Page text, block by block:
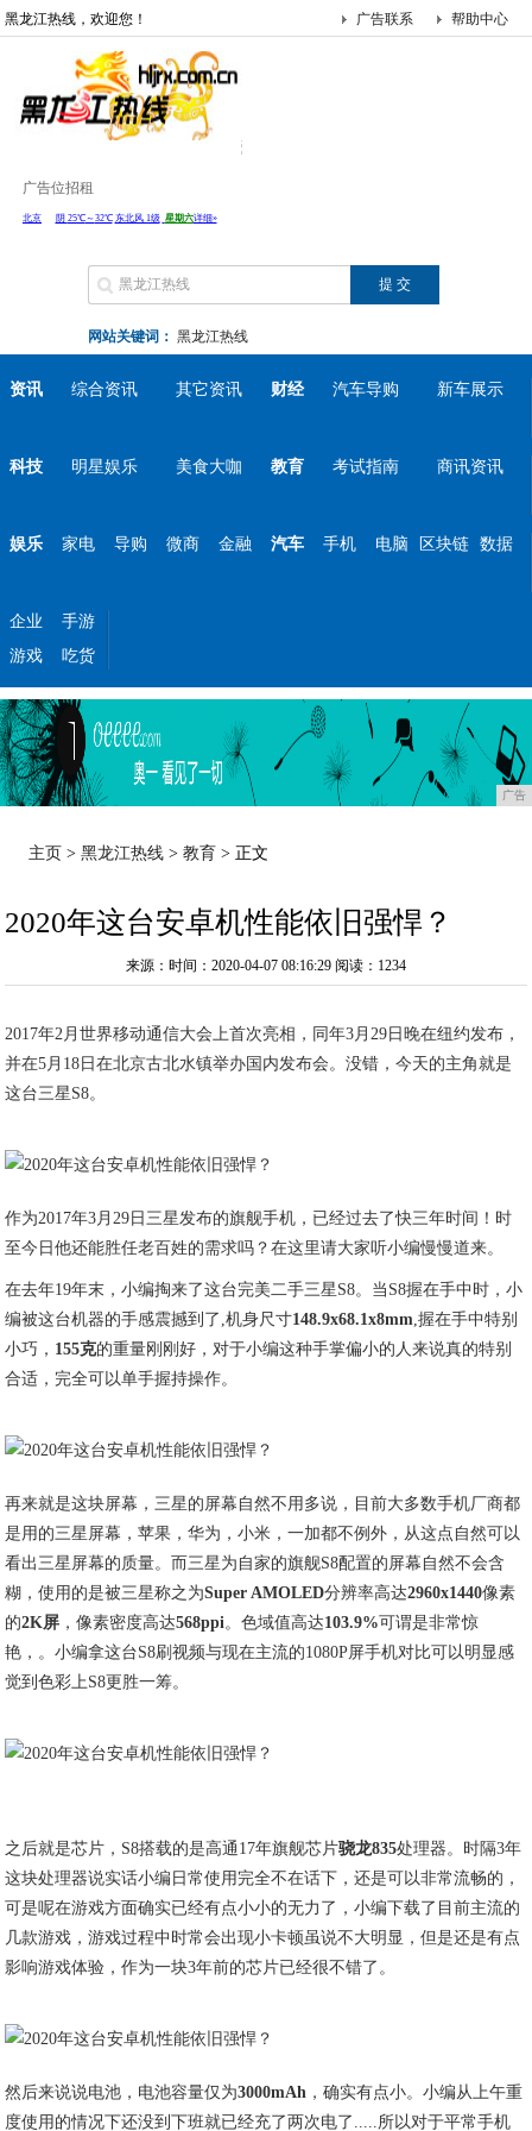
黑龙江热线，欢迎您！ 帮助中心
广告联系
广告位招租
网站关键词： 黑龙江热线
资讯 综合资讯 其它资讯 财经 汽车导购 新车展示
科技 明星娱乐 美食大咖 教育 考试指南 商讯资讯
娱乐 家电 导购 微商 金融 汽车 手机 电脑 区块链 数据
企业
手游
游戏
吃货
广告
主页 >黑龙江热线 >教育 > 正文
2020年这台安卓机性能依旧强悍？
来源：时间：2020-04-07 08:16:29 阅读：1234
2017年2月世界移动通信大会上首次亮相，同年3月29日晚在纽约发布，
并在5月18日在北京古北水镇举办国内发布会。没错，今天的主角就是
这台三星S8。
作为2017年3月29日三星发布的旗舰手机，已经过去了快三年时间！时
至今日他还能胜任老百姓的需求吗？在这里请大家听小编慢慢道来。
在去年19年末，小编掏来了这台完美二手三星S8。当S8握在手中时，小
编被这台机器的手感震撼到了,机身尺寸148.9x68.1x8mm,握在手中特别
小巧， 155克的重量刚刚好，对于小编这种手掌偏小的人来说真的特别
合适，完全可以单手握持操作。
再来就是这块屏幕，三星的屏幕自然不用多说，目前大多数手机厂商都
是用的三星屏幕，苹果，华为，小米，一加都不例外，从这点自然可以
看出三星屏幕的质量。而三星为自家的旗舰S8配置的屏幕自然不会含
糊，使用的是被三星称之为Super AMOLED分辨率高达2960x1440像素
的2K屏 ，像素密度高达568ppi。色域值高达103.9%可谓是非常惊
艳，。小编拿这台S8刷视频与现在主流的1080P屏手机对比可以明显感
觉到色彩上S8更胜一筹。
之后就是芯片，S8搭载的是高通17年旗舰芯片骁龙835处理器。时隔3年
这块处理器说实话小编日常使用完全不在话下，还是可以非常流畅的，
可是呢在游戏方面确实已经有点小小的无力了，小编下载了目前主流的
几款游戏，游戏过程中时常会出现小卡顿虽说不大明显，但是还是有点
影响游戏体验，作为一块3年前的芯片已经很不错了。
然后来说说电池，电池容量仅为3000mAh ，确实有点小。小编从上午重
度使用的情况下还没到下班就已经充了两次电了.....所以对于平常手机